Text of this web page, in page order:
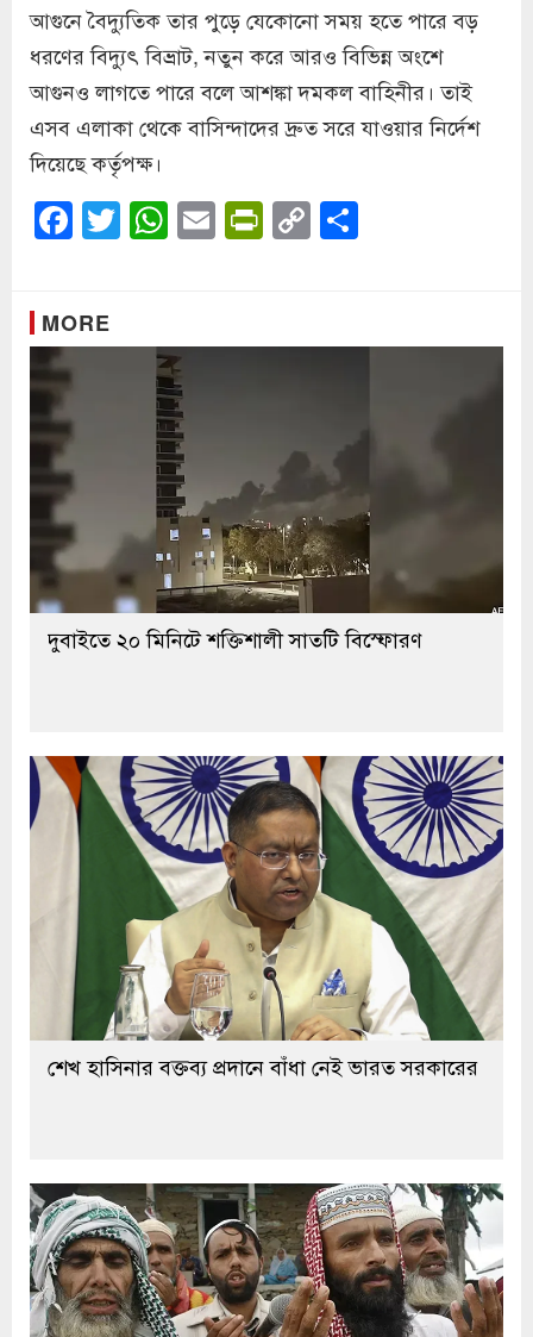
আগুনে বৈদ্যুতিক তার পুড়ে যেকোনো সময় হতে পারে বড়
ধরণের বিদ্যুৎ বিভ্রাট, নতুন করে আরও বিভিন্ন অংশে
আগুনও লাগতে পারে বলে আশঙ্কা দমকল বাহিনীর। তাই
এসব এলাকা থেকে বাসিন্দাদের দ্রুত সরে যাওয়ার নির্দেশ
দিয়েছে কর্তৃপক্ষ।
Facebook
Twitter
WhatsApp
EmailPrintFriendly
Copy
Link
MORE
দুবাইতে ২০ মিনিটে শক্তিশালী সাতটি বিস্ফোরণ
শেখ হাসিনার বক্তব্য প্রদানে বাঁধা নেই ভারত সরকারের